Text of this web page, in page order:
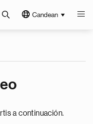
Candean
a continuación.